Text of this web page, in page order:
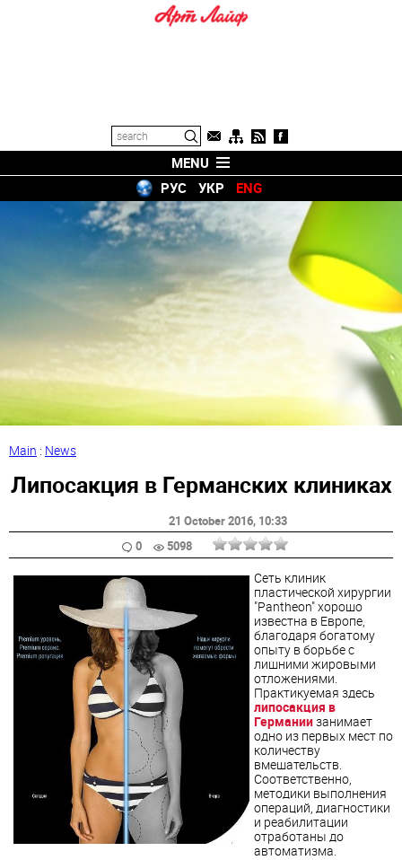
MENU
РУС
УКР ENG
Main : News
Липосакция в Германских клиниках
21 October 2016, 10:33
0
5098
Сеть клиник
пластической хирургии
"Pantheon" хорошо
известна в Европе,
благодаря богатому
опыту в борьбе с
лишними жировыми
отложениями.
Практикуемая здесь
липосакция в
Германиизанимает
одно из первых мест по
количеству
вмешательств.
Соответственно,
методики выполнения
операций, диагностики
и реабилитации
отработаны до
автоматизма.